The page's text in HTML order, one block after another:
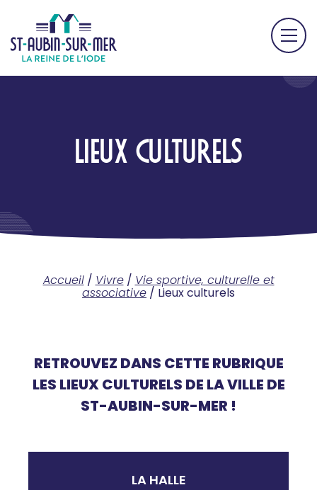
LIEUX CULTURELS
Accueil/ Vivre/ Vie sportive, culturelle et
associative / Lieux culturels
RETROUVEZ DANS CETTE RUBRIQUE
LES LIEUX CULTURELS DE LA VILLE DE
ST-AUBIN-SUR-MER !
LA HALLE